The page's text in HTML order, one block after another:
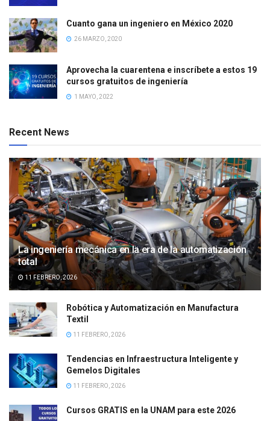
Cuanto gana un ingeniero en México 2020
26 MARZO, 2020
Aprovecha la cuarentena e inscríbete a estos 19
cursos gratuitos de ingeniería
1 MAYO, 2022
Recent News
La ingeniería mecánica en la era de la automatización
total
11 FEBRERO, 2026
Robótica y Automatización en Manufactura
Textil
11 FEBRERO, 2026
Tendencias en Infraestructura Inteligente y
Gemelos Digitales
11 FEBRERO, 2026
Cursos GRATIS en la UNAM para este 2026